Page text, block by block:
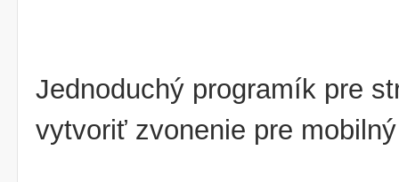
Jednoduchý programík pre
vytvoriť zvonenie pre